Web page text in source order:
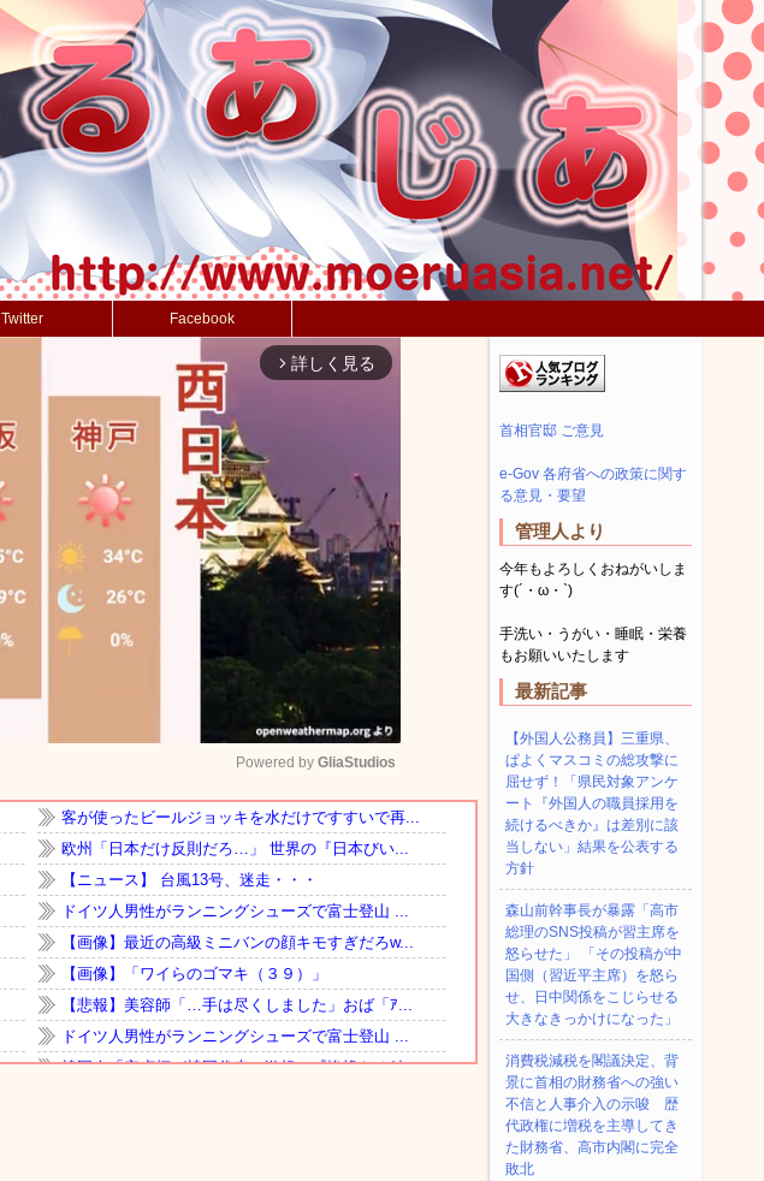
Twitter Facebook
arrow_forward_ios 詳しく見る
Mute
Powered by GliaStudios
首相官邸 ご意見
e-Gov 各府省への政策に関す
る意見・要望
管理人より
今年もよろしくおねがいしま
す(´・ω・`)
手洗い・うがい・睡眠・栄養
もお願いいたします
最新記事
【外国人公務員】三重県、
ぱよくマスコミの総攻撃に
屈せず！「県民対象アンケ
ート『外国人の職員採用を
続けるべきか』は差別に該
当しない」結果を公表する
方針
森山前幹事長が暴露「高市
総理のSNS投稿が習主席を
怒らせた」 「その投稿が中
国側（習近平主席）を怒ら
せ、日中関係をこじらせる
大きなきっかけになった」
消費税減税を閣議決定、背
景に首相の財務省への強い
不信と人事介入の示唆 歴
代政権に増税を主導してき
た財務省、高市内閣に完全
敗北